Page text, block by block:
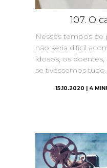
107. O
Nesses tempos de
não seria difícil
idosos, os
se tivéssemos
15.10.2020 | 4